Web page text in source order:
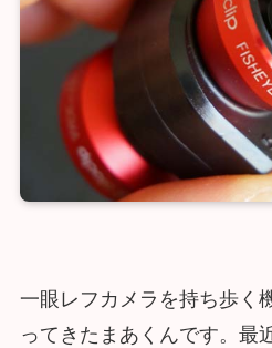
一眼レフカメラを持ち歩く
ってきたまあくんです。最